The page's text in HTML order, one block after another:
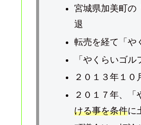
宮城県加美町の
退
転売を経て「や
「やくらいゴ
２０１３年１０
２０１７年、「
ける事を条件に